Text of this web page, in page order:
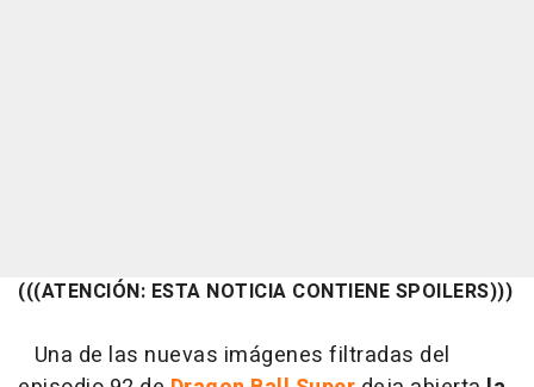
(((ATENCIÓN: ESTA NOTICIA CONTIENE SPOILERS)))
Una de las nuevas imágenes filtradas del